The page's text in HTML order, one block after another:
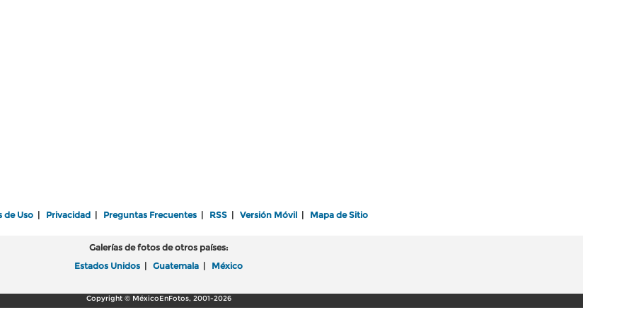
de Uso Privacidad Preguntas Frecuentes RSS Versión Móvil Mapa de Sitio
Galerías de fotos de otros países:
Estados Unidos
Guatemala México
Copyright © MéxicoEnFotos, 2001-2026